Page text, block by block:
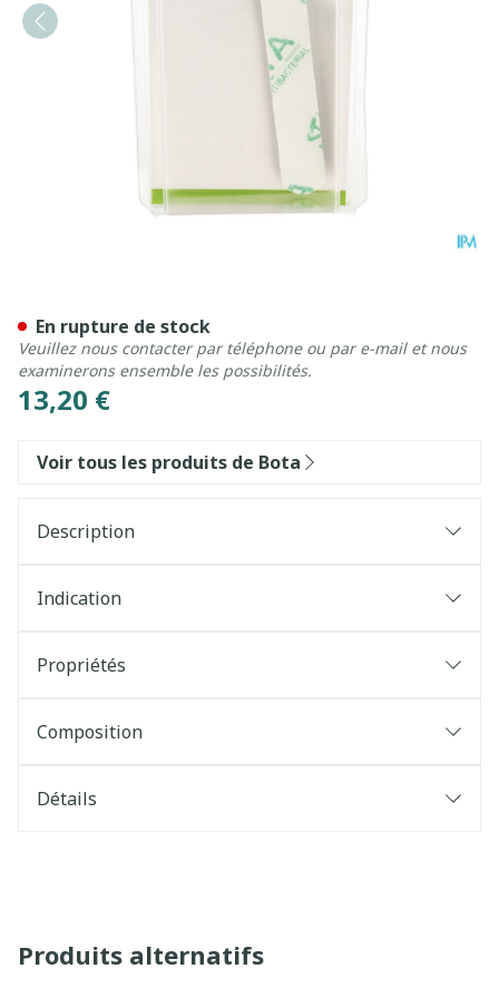
13,20 €
En rupture de stock
Veuillez nous contacter par téléphone ou par e-mail et nous
examinerons ensemble les possibilités.
Voir tous les produits de Bota
Description
Indication
Propriétés
Composition
Détails
Produits alternatifs